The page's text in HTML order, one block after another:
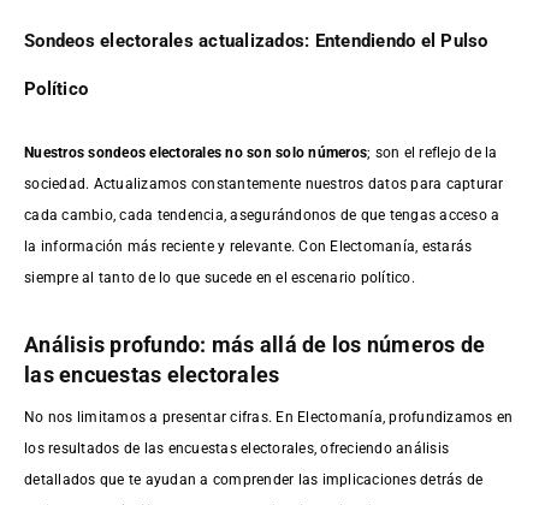
Sondeos electorales actualizados: Entendiendo el Pulso
Político
Nuestros sondeos electorales no son solo números; son el reflejo de la
sociedad. Actualizamos constantemente nuestros datos para capturar
cada cambio, cada tendencia, asegurándonos de que tengas acceso a
la información más reciente y relevante. Con Electomanía, estarás
siempre al tanto de lo que sucede en el escenario político.
Análisis profundo: más allá de los números de
las encuestas electorales
No nos limitamos a presentar cifras. En Electomanía, profundizamos en
los resultados de las encuestas electorales, ofreciendo análisis
detallados que te ayudan a comprender las implicaciones detrás de